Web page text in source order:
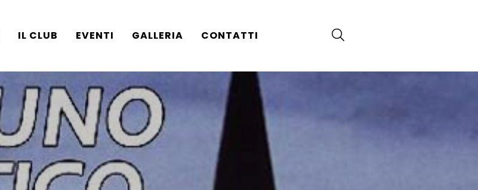
IL CLUB EVENTI GALLERIA CONTATTI